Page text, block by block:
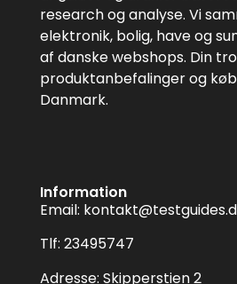
research og analyse. Vi
elektronik, bolig, have og
af danske webshops. Din
produktanbefalinger og
Danmark.
Information
Email:
Tlf: 23495747
Adresse: Skipperstien 2